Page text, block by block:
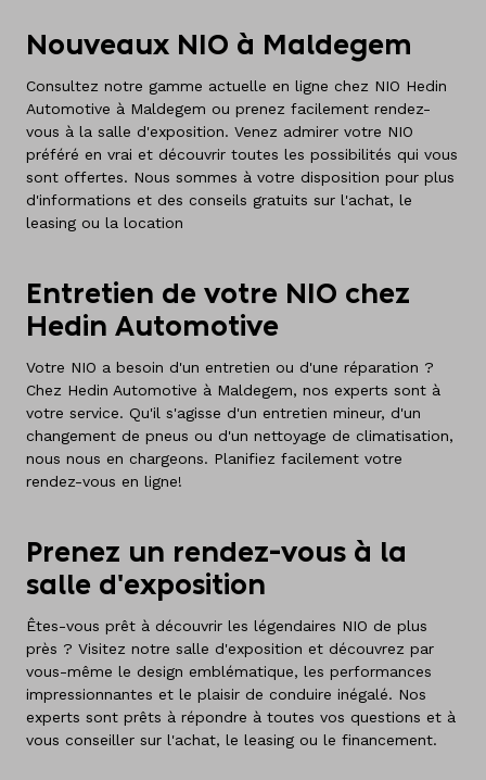
Nouveaux NIO à Maldegem
Consultez notre gamme actuelle en ligne chez NIO Hedin
Automotive à Maldegem ou prenez facilement rendez-
vous à la salle d'exposition. Venez admirer votre NIO
préféré en vrai et découvrir toutes les possibilités qui vous
sont offertes. Nous sommes à votre disposition pour plus
d'informations et des conseils gratuits sur l'achat, le
leasing ou la location
Entretien de votre NIO chez
Hedin Automotive
Votre NIO a besoin d'un entretien ou d'une réparation ?
Chez Hedin Automotive à Maldegem, nos experts sont à
votre service. Qu'il s'agisse d'un entretien mineur, d'un
changement de pneus ou d'un nettoyage de climatisation,
nous nous en chargeons. Planifiez facilement votre
rendez-vous en ligne!
Prenez un rendez-vous à la
salle d'exposition
Êtes-vous prêt à découvrir les légendaires NIO de plus
près ? Visitez notre salle d'exposition et découvrez par
vous-même le design emblématique, les performances
impressionnantes et le plaisir de conduire inégalé. Nos
experts sont prêts à répondre à toutes vos questions et à
vous conseiller sur l'achat, le leasing ou le financement.